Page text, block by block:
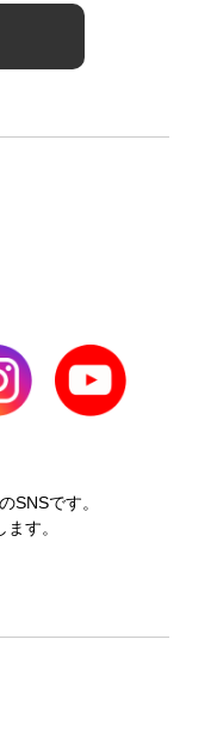
SNSです。
す。